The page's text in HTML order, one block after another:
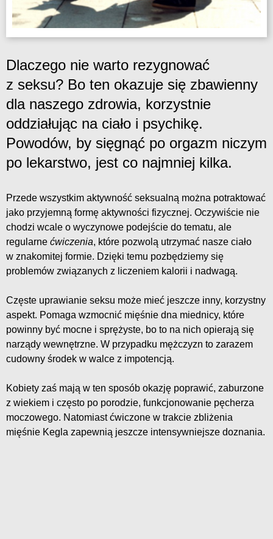
Dlaczego nie warto rezygnować
z seksu? Bo ten okazuje się zbawienny
dla naszego zdrowia, korzystnie
oddziałując na ciało i psychikę.
Powodów, by sięgnąć po orgazm niczym
po lekarstwo, jest co najmniej kilka.
Przede wszystkim aktywność seksualną można potraktować
jako przyjemną formę aktywności fizycznej. Oczywiście nie
chodzi wcale o wyczynowe podejście do tematu, ale
regularne ćwiczenia, które pozwolą utrzymać nasze ciało
w znakomitej formie. Dzięki temu pozbędziemy się
problemów związanych z liczeniem kalorii i nadwagą.
Częste uprawianie seksu może mieć jeszcze inny, korzystny
aspekt. Pomaga wzmocnić mięśnie dna miednicy, które
powinny być mocne i sprężyste, bo to na nich opierają się
narządy wewnętrzne. W przypadku mężczyzn to zarazem
cudowny środek w walce z impotencją.
Kobiety zaś mają w ten sposób okazję poprawić, zaburzone
z wiekiem i często po porodzie, funkcjonowanie pęcherza
moczowego. Natomiast ćwiczone w trakcie zbliżenia
mięśnie Kegla zapewnią jeszcze intensywniejsze doznania.